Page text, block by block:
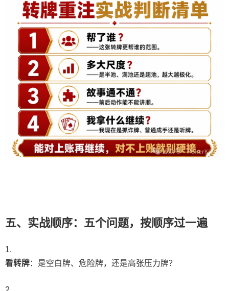
五、实战顺序：五个问题，按顺序过一遍
看转牌：是空白牌、危险牌，还是高张压力牌？